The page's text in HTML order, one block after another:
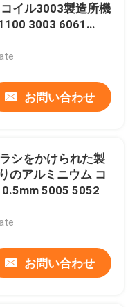
イル3003製造所機
3003 6061
お問い合わせ
シをかけられた製
のアルミニウム コ
5005 5052
お問い合わせ